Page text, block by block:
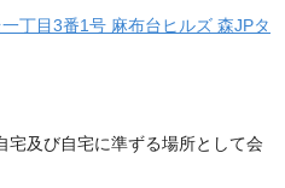
丁目3番1号 麻布台ヒルズ 森JPタ
宅及び自宅に準ずる場所として会